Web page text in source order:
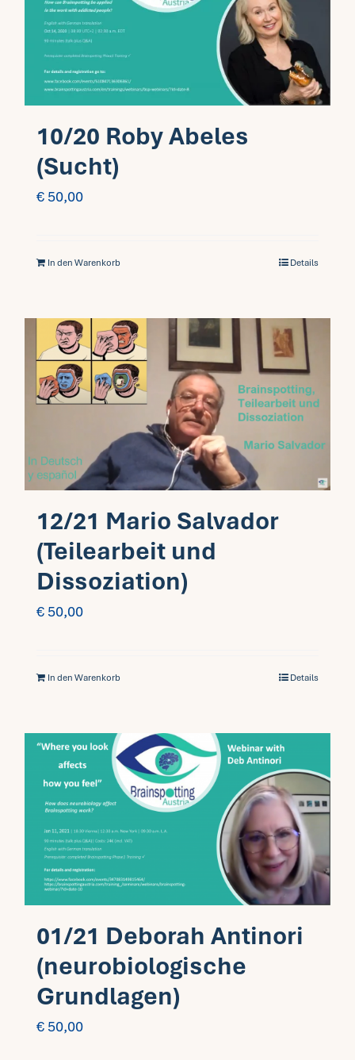
Fragen FAQ
Kontakt
Mein Account
10/20 Roby Abeles
(Sucht)
€ 50,00
In den Warenkorb Details
12/21 Mario Salvador
(Teilearbeit und
Dissoziation)
€ 50,00
In den Warenkorb Details
01/21 Deborah Antinori
(neurobiologische
Grundlagen)
€ 50,00